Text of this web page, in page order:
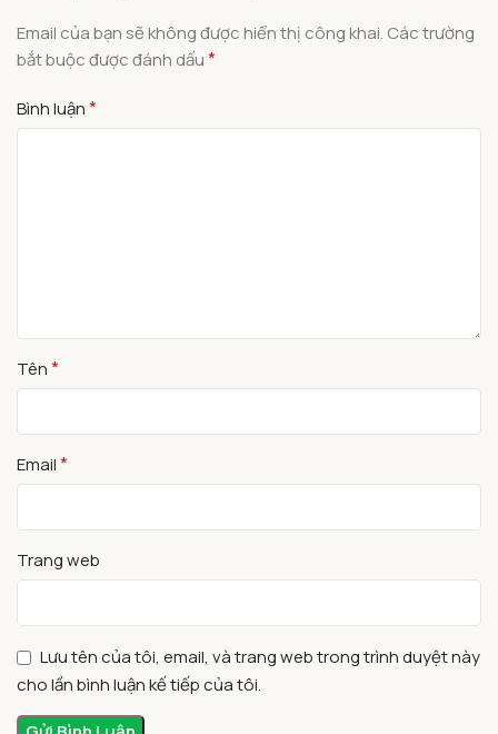
Email của bạn sẽ không được hiển thị công khai. Các trường
bắt buộc được đánh dấu*
Bình luận*
Tên*
Email*
Trang web
Lưu tên của tôi, email, và trang web trong trình duyệt này
cho lần bình luận kế tiếp của tôi.